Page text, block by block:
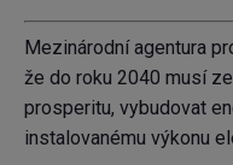
Mezinárodní agentura
že do roku 2040 musí
prosperitu, vybudovat
instalovanému výkonu